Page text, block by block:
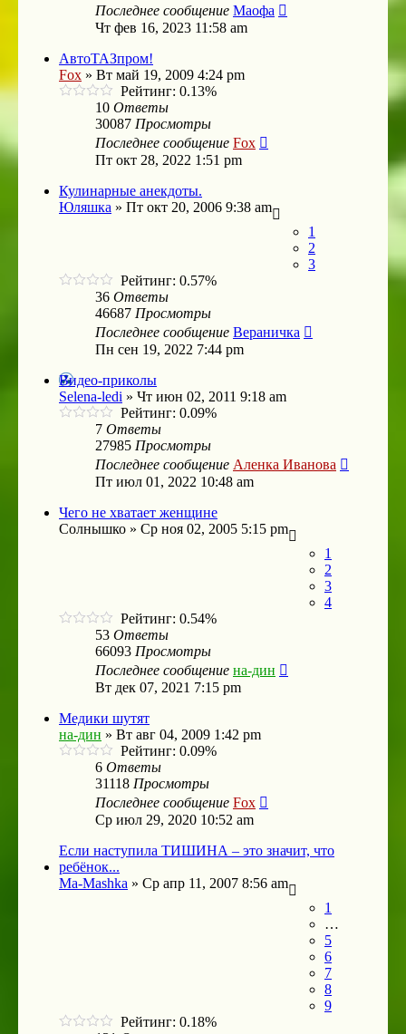
Последнее сообщение Маофа
Чт фев 16, 2023 11:58 am
АвтоТАЗпром!
Fox » Вт май 19, 2009 4:24 pm
Рейтинг: 0.13%
10 Ответы
30087 Просмотры
Последнее сообщение Fox
Пт окт 28, 2022 1:51 pm
Кулинарные анекдоты.
Юляшка » Пт окт 20, 2006 9:38 am
1
2
3
Рейтинг: 0.57%
36 Ответы
46687 Просмотры
Последнее сообщение Вераничка
Пн сен 19, 2022 7:44 pm
Видео-приколы
Selena-ledi » Чт июн 02, 2011 9:18 am
Рейтинг: 0.09%
7 Ответы
27985 Просмотры
Последнее сообщение Аленка Иванова
Пт июл 01, 2022 10:48 am
Чего не хватает женщине
Солнышко » Ср ноя 02, 2005 5:15 pm
1
2
3
4
Рейтинг: 0.54%
53 Ответы
66093 Просмотры
Последнее сообщение на-дин
Вт дек 07, 2021 7:15 pm
Медики шутят
на-дин » Вт авг 04, 2009 1:42 pm
Рейтинг: 0.09%
6 Ответы
31118 Просмотры
Последнее сообщение Fox
Ср июл 29, 2020 10:52 am
Если наступила ТИШИНА – это значит, что
ребёнок...
Ma-Mashka » Ср апр 11, 2007 8:56 am
1
…
5
6
7
8
9
Рейтинг: 0.18%